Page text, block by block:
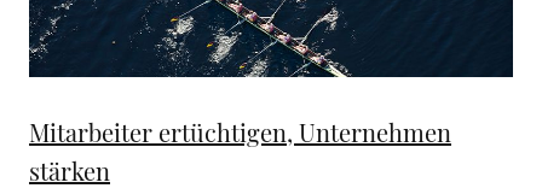
Mitarbeiter ertüchtigen, Unternehmen
stärken